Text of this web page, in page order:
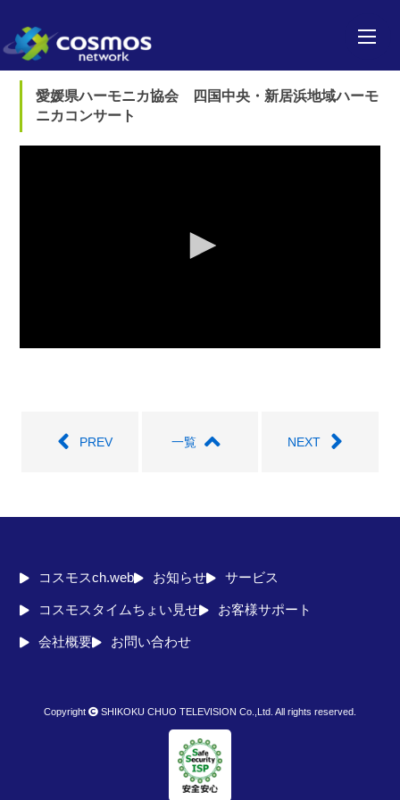
愛媛県ハーモニカ協会 四国中央・新居浜地域ハーモ
ニカコンサート
PREV 一覧 NEXT
コスモスch.web お知らせ サービス
コスモスタイムちょい見せ お客様サポート
会社概要 お問い合わせ
Copyright SHIKOKU CHUO TELEVISION Co.,Ltd. All rights reserved.